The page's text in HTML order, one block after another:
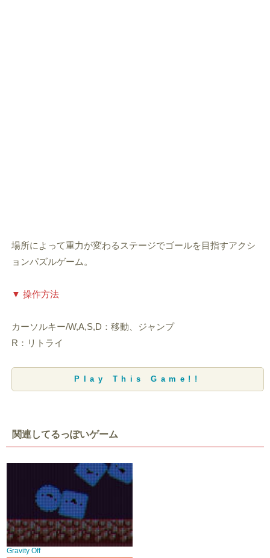
場所によって重力が変わるステージでゴールを目指すアクシ
ョンパズルゲーム。
▼ 操作方法
カーソルキー/W,A,S,D：移動、ジャンプ
R：リトライ
Play This Game!!
関連してるっぽいゲーム
Gravity Off